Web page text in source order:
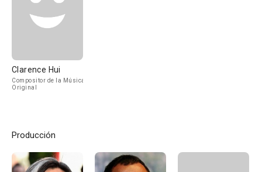
Clarence Hui
Compositor de la Música
Original
Producción